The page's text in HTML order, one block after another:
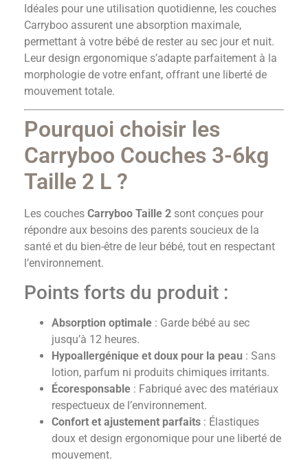
Idéales pour une utilisation quotidienne, les couches
Carryboo assurent une absorption maximale,
permettant à votre bébé de rester au sec jour et nuit.
Leur design ergonomique s’adapte parfaitement à la
morphologie de votre enfant, offrant une liberté de
mouvement totale.
Pourquoi choisir les
Carryboo Couches 3-6kg
Taille 2 L ?
Les couches Carryboo Taille 2 sont conçues pour
répondre aux besoins des parents soucieux de la
santé et du bien-être de leur bébé, tout en respectant
l’environnement.
Points forts du produit :
Absorption optimale : Garde bébé au sec
jusqu’à 12 heures.
Hypoallergénique et doux pour la peau : Sans
lotion, parfum ni produits chimiques irritants.
Écoresponsable : Fabriqué avec des matériaux
respectueux de l’environnement.
Confort et ajustement parfaits : Élastiques
doux et design ergonomique pour une liberté de
mouvement.